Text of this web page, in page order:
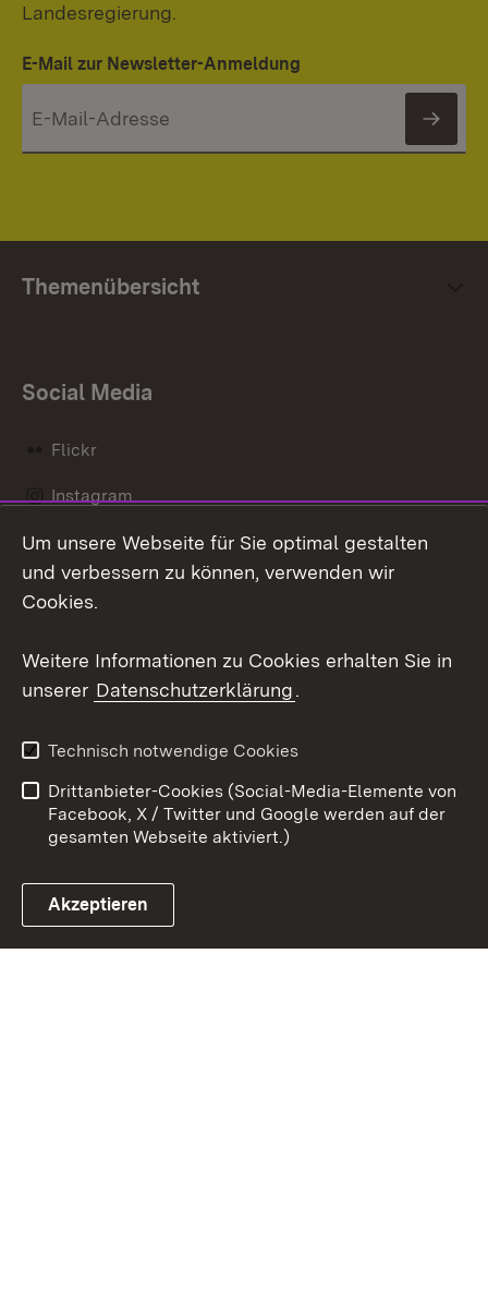
Landesregierung.
E-Mail zur Newsletter-Anmeldung
Themenübersicht
Social Media
Flickr
Instagram
Social Wall
Link zum Landesportal
Barrierefreiheit
Benutzungshinweise
Impressum
Cookies
Um unsere Webseite für Sie optimal gestalten
und verbessern zu können, verwenden wir
Cookies.
Weitere Informationen zu Cookies erhalten Sie in
unserer Datenschutzerklärung.
Technisch notwendige Cookies
Drittanbieter-Cookies (Social-Media-Elemente von
Facebook, X / Twitter und Google werden auf der
gesamten Webseite aktiviert.)
Akzeptieren